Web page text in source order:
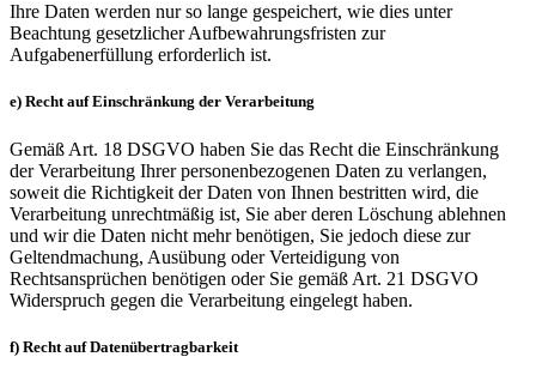
Ihre Daten werden nur so lange gespeichert, wie dies unter
Beachtung gesetzlicher Aufbewahrungsfristen zur
Aufgabenerfüllung erforderlich ist.
e) Recht auf Einschränkung der Verarbeitung
Gemäß Art. 18 DSGVO haben Sie das Recht die Einschränkung
der Verarbeitung Ihrer personenbezogenen Daten zu verlangen,
soweit die Richtigkeit der Daten von Ihnen bestritten wird, die
Verarbeitung unrechtmäßig ist, Sie aber deren Löschung ablehnen
und wir die Daten nicht mehr benötigen, Sie jedoch diese zur
Geltendmachung, Ausübung oder Verteidigung von
Rechtsansprüchen benötigen oder Sie gemäß Art. 21 DSGVO
Widerspruch gegen die Verarbeitung eingelegt haben.
f) Recht auf Datenübertragbarkeit